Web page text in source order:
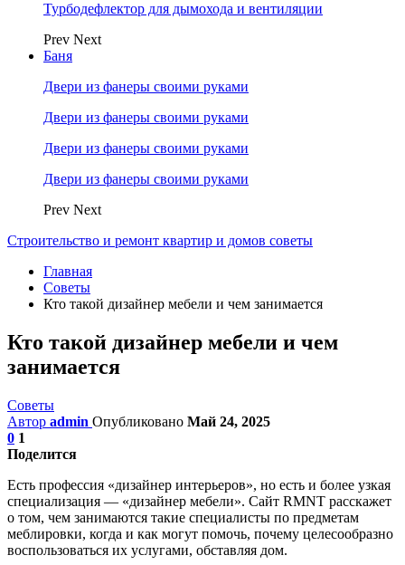
Турбодефлектор для дымохода и вентиляции
Prev Next
Баня
Двери из фанеры своими руками
Двери из фанеры своими руками
Двери из фанеры своими руками
Двери из фанеры своими руками
Prev Next
Строительство и ремонт квартир и домов советы
Главная
Советы
Кто такой дизайнер мебели и чем занимается
Кто такой дизайнер мебели и чем
занимается
Советы
Автор admin Опубликовано Май 24, 2025
0 1
Поделится
Есть профессия «дизайнер интерьеров», но есть и более узкая
специализация — «дизайнер мебели». Сайт RMNT расскажет
о том, чем занимаются такие специалисты по предметам
меблировки, когда и как могут помочь, почему целесообразно
воспользоваться их услугами, обставляя дом.